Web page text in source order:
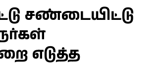
சண்டையிட்டு
எடுத்த